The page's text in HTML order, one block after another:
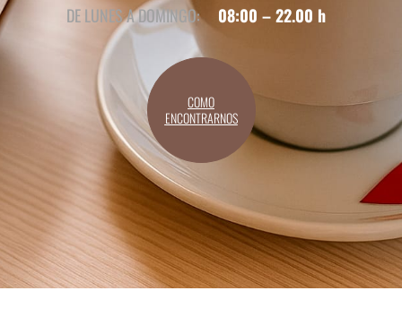
DE LUNES A DOMINGO: 08:00 – 22.00 h
COMO
ENCONTRARNOS